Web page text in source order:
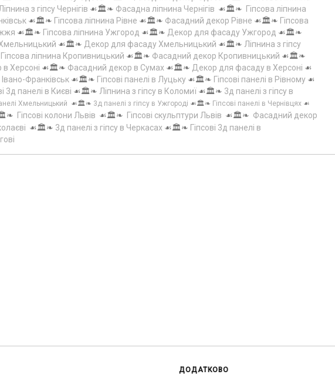
з гіпсу Чернігів ☙🏛️❧ Фасадна ліпнина Чернігів ☙🏛️❧ Гіпсова ліпнина
☙🏛️❧ Гіпсова ліпнина Рівне ☙🏛️❧ Фасадний декор Рівне ☙🏛️❧ Гіпсова
☙🏛️❧ Гіпсова ліпнина Ужгород ☙🏛️❧ Декор для фасаду Ужгород ☙🏛️❧
Хмельницький ☙🏛️❧ Декор для фасаду Хмельницький ☙🏛️❧ Ліпнина з гіпсу
Гіпсова ліпнина Кропивницький ☙🏛️❧ Фасадний декор Кропивницький ☙🏛️❧
в Херсоні ☙🏛️❧ Фасадний декор в Сумах ☙🏛️❧ Декор для фасаду в Херсоні ☙
Івано-Франківськ ☙🏛️❧ Гіпсові панелі в Луцьку ☙🏛️❧ Гіпсові панелі в Рівному ☙
3д панелі в Києві ☙🏛️❧ Ліпнина з гіпсу в Коломиї ☙🏛️❧ 3д панелі з гіпсу в
Хмельницький ☙🏛️❧ 3д панелі з гіпсу в Ужгороді ☙🏛️❧ Гіпсові панелі в Чернівцях ☙
Гіпсові колони Львів ☙🏛️❧ Гіпсові скульптури Львів ☙🏛️❧ Фасадний декор
☙🏛️❧ 3д панелі з гіпсу в Черкасах ☙🏛️❧ Гіпсові 3д панелі в
ДОДАТКОВО